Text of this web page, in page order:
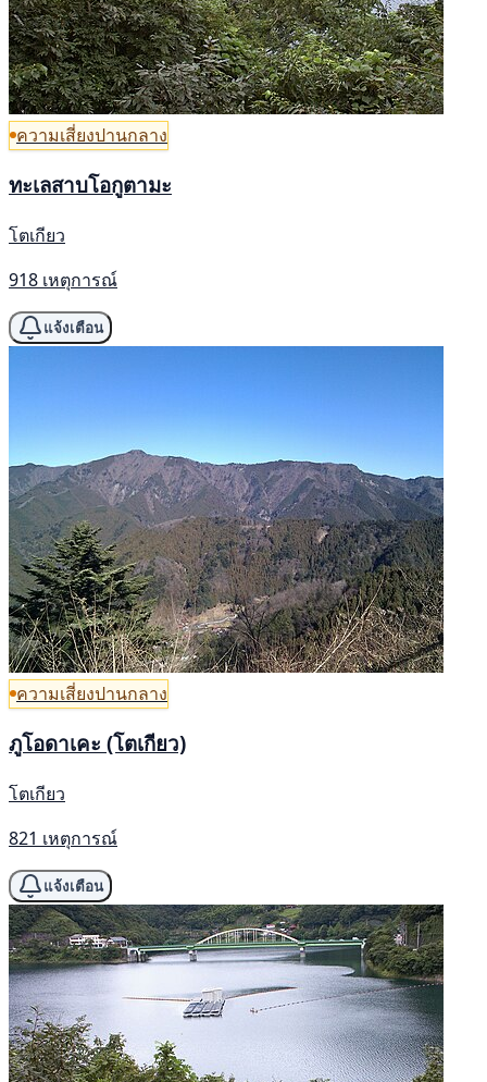
ความเสี่ยงปานกลาง
ทะเลสาบโอกูตามะ
โตเกียว
918 เหตุการณ์
แจ้งเตือน
ความเสี่ยงปานกลาง
ภูโอดาเคะ (โตเกียว)
โตเกียว
821 เหตุการณ์
แจ้งเตือน